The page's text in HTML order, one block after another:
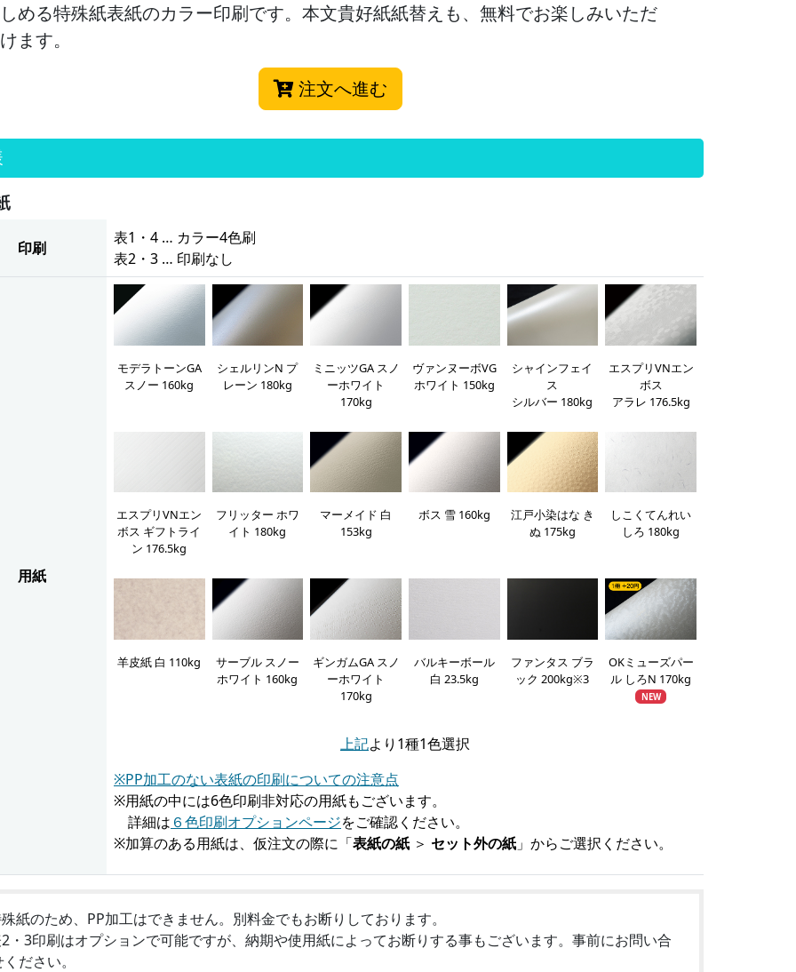
しめる特殊紙表紙のカラー印刷です。本文貴好紙紙替えも、無料でお楽しみいただ
けます。
注文へ進む
印刷
表1・4 … カラー4色刷
表2・3 … 印刷なし
用紙
モデラトーンGA
スノー 160kg
シェルリンN プ
レーン 180kg
ミニッツGA スノ
ーホワイト
170kg
ヴァンヌーボVG
ホワイト 150kg
シャインフェイ
ス
シルバー 180kg
エスプリVNエン
ボス
アラレ 176.5kg
エスプリVNエン
ボス ギフトライ
ン 176.5kg
フリッター ホワ
イト 180kg
マーメイド 白
153kg
ボス 雪 160kg
江戸小染はな き
ぬ 175kg
しこくてんれい
しろ 180kg
羊皮紙 白 110kg
サーブル スノー
ホワイト 160kg
ギンガムGA スノ
ーホワイト
170kg
バルキーボール
白 23.5kg
ファンタス ブラ
ック 200kg※3
OKミューズパー
ル しろN 170kg
NEW
上記より1種1色選択
※PP加工のない表紙の印刷についての注意点
※用紙の中には6色印刷非対応の用紙もございます。
詳細は ６色印刷オプションページをご確認ください。
※加算のある用紙は、仮注文の際に「表紙の紙 ＞ セット外の紙 」からご選択ください。
紙のため、PP加工はできません。別料金でもお断りしております。
・3印刷はオプションで可能ですが、納期や使用紙によってお断りする事もございます。事前にお問い合
ださい。